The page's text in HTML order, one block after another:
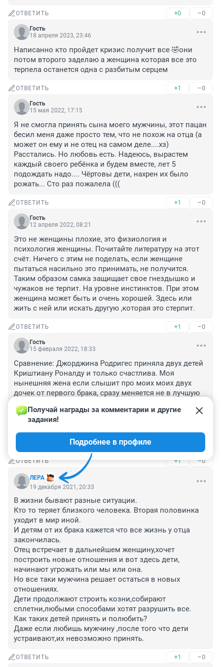
ОТВЕТИТЬ +0 –0
Гость
18 апреля 2023, 23:46
Написанно кто пройдет кризис получит все 🤣они
потом второго заделаю а женщина которая все это
терпела останется одна с разбитым серцем
ОТВЕТИТЬ +1 –0
Гость
15 мая 2022, 17:15
Я не смогла принять сына моего мужчины, этот пацан
бесил меня даже просто тем, что не похож на отца (а
может он ему и не отец на самом деле....хз)
Расстались. Но любовь есть. Надеюсь, вырастем
каждый своего ребёнка и будем вместе, лет 5
подождать надо.... Чёртовы дети, нахрен их было
рожать... Сто раз пожалела (((
ОТВЕТИТЬ +1 –0
Гость
12 апреля 2022, 08:21
Это не женщины плохие, это физиология и
психология женщины. Почитайте литературу на этот
счёт. Ничего с этим не поделать, если женщине
пытаться насильно это принимать, не получится.
Таким образом самка защищает свое гнездышко и
чужаков не терпит. На уровне инстинктов. При этом
женщина может быть и очень хорошей. Здесь или
жить с ней или искать другую ,которая это стерпит.
ОТВЕТИТЬ +1 –0
Гость
15 февраля 2022, 18:33
Сравнение: Джорджина Родригес приняла двух детей
Криштиану Роналду и только счастлива. Моя
нынешняя жена если слышит про моих моих двух
дочек от первого брака, сразу меняется не в лучшую
Вот что доллар животворящий делает!
Если кто ещё не развелся, не разводитесь с первыми
супругами, наладьте отношения. Как-то же вы
ОТВЕТИТЬ +1 –0
ЛЕРА
Получай награды за комментарии и другие
задания!
Подробнее в профиле
19 декабря 2021, 20:33
В жизни бывают разные ситуации.
Кто то теряет близкого человека. Вторая половинка
уходит в мир иной.
И детям от их брака кажется что все жизнь у отца
закончилась.
Отец встречает в дальнейшем женщину,хочет
построить новые отношения и вот здесь дети,
начинают угрожать или мы или она.
Но все таки мужчина решает остаться в новых
отношениях.
Дети продолжают строить козни,собирают
сплетни,любыми способами хотят разрушить все.
Как таких детей принять и полюбить?
Даже если любишь мужчину ,после того что дети
устраивают,их невозможно принять.
ОТВЕТИТЬ +1 –0